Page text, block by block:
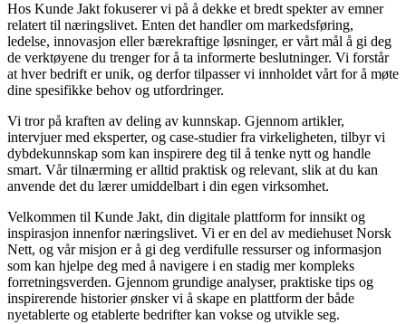
Hos Kunde Jakt fokuserer vi på å dekke et bredt spekter av emner
relatert til næringslivet. Enten det handler om markedsføring,
ledelse, innovasjon eller bærekraftige løsninger, er vårt mål å gi deg
de verktøyene du trenger for å ta informerte beslutninger. Vi forstår
at hver bedrift er unik, og derfor tilpasser vi innholdet vårt for å møte
dine spesifikke behov og utfordringer.
Vi tror på kraften av deling av kunnskap. Gjennom artikler,
intervjuer med eksperter, og case-studier fra virkeligheten, tilbyr vi
dybdekunnskap som kan inspirere deg til å tenke nytt og handle
smart. Vår tilnærming er alltid praktisk og relevant, slik at du kan
anvende det du lærer umiddelbart i din egen virksomhet.
Velkommen til Kunde Jakt, din digitale plattform for innsikt og
inspirasjon innenfor næringslivet. Vi er en del av mediehuset Norsk
Nett, og vår misjon er å gi deg verdifulle ressurser og informasjon
som kan hjelpe deg med å navigere i en stadig mer kompleks
forretningsverden. Gjennom grundige analyser, praktiske tips og
inspirerende historier ønsker vi å skape en plattform der både
nyetablerte og etablerte bedrifter kan vokse og utvikle seg.